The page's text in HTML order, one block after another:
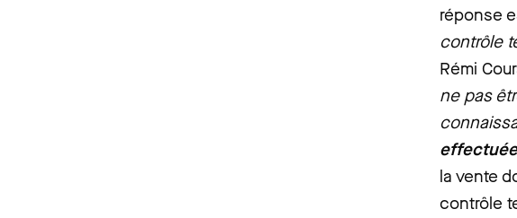
réponse
contrôle
Rémi
ne pas
la vente
contrôle